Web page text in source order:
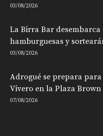
03/08/2026
La Birra Bar
hamburguesas y
03/08/2026
Adrogué se prepara
Vivero en la Plaza Brown
07/08/2026